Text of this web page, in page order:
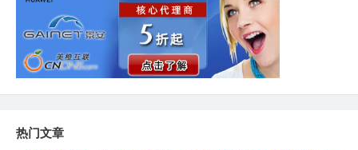
热门文章